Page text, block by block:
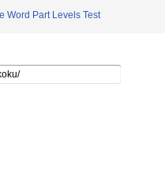
Word Part Levels Test